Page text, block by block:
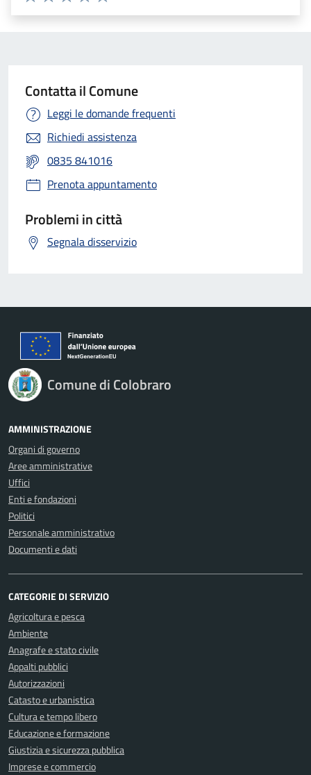
Valuta 5 stelle su 5
Valuta 4 stelle su 5
Valuta 3 stelle su 5
Valuta 2 stelle su 5
Valuta 1 stelle su 5
Contatta il Comune
Leggi le domande frequenti
Richiedi assistenza
0835 841016
Prenota appuntamento
Problemi in città
Segnala disservizio
Comune di Colobraro
AMMINISTRAZIONE
Organi di governo
Aree amministrative
Uffici
Enti e fondazioni
Politici
Personale amministrativo
Documenti e dati
CATEGORIE DI SERVIZIO
Agricoltura e pesca
Ambiente
Anagrafe e stato civile
Appalti pubblici
Autorizzazioni
Catasto e urbanistica
Cultura e tempo libero
Educazione e formazione
Giustizia e sicurezza pubblica
Imprese e commercio